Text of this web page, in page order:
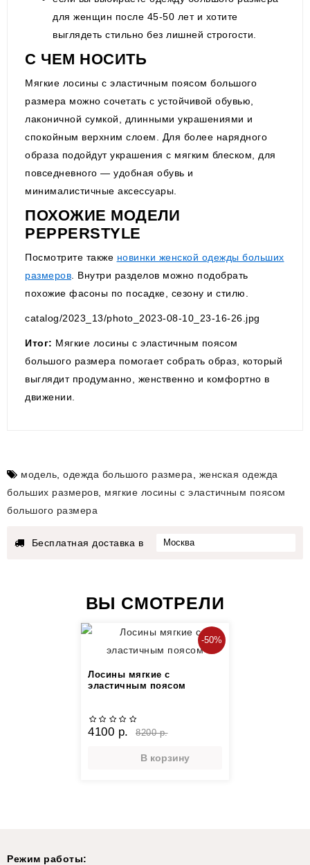
для женщин после 45-50 лет и хотите
выглядеть стильно без лишней строгости.
С ЧЕМ НОСИТЬ
Мягкие лосины с эластичным поясом большого
размера можно сочетать с устойчивой обувью,
лаконичной сумкой, длинными украшениями и
спокойным верхним слоем. Для более нарядного
образа подойдут украшения с мягким блеском, для
повседневного — удобная обувь и
минималистичные аксессуары.
ПОХОЖИЕ МОДЕЛИ
PEPPERSTYLE
Посмотрите также новинки женской одежды больших
размеров . Внутри разделов можно подобрать
похожие фасоны по посадке, сезону и стилю.
catalog/2023_13/photo_2023-08-10_23-16-26.jpg
Итог: Мягкие лосины с эластичным поясом
большого размера помогает собрать образ, который
выглядит продуманно, женственно и комфортно в
движении.
модель одежда большого размера
женская одежда
больших размеров
мягкие лосины с эластичным поясом
большого размера
Бесплатная доставка в
ВЫ СМОТРЕЛИ
-50%
Лосины мягкие с
эластичным поясом
4100 р. 8200 р.
В корзину
Режим работы: